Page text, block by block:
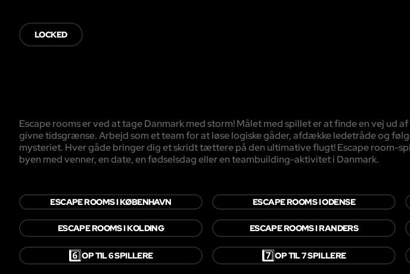
LOCKED
Escape rooms er ved at tage Danmark med storm! Målet med spillet er at finde en vej ud
givne tidsgrænse. Arbejd som et team for at løse logiske gåder, afdække ledetråde og
mysteriet. Hver gåde bringer dig et skridt tættere på den ultimative flugt! Escape room-
byen med venner, en date, en fødselsdag eller en teambuilding-aktivitet i Danmark.
ESCAPE ROOMS I KØBENHAVN ESCAPE ROOMS I ODENSE
ESCAPE ROOMS I KOLDING ESCAPE ROOMS I RANDERS
6️⃣OP TIL 6 SPILLERE 7️⃣OP TIL 7 SPILLERE